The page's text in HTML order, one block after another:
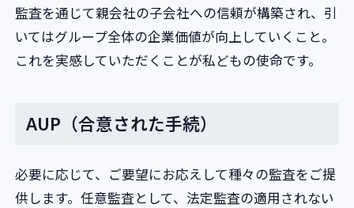
監査を通じて親会社の子会社への信頼が構築され、引
いてはグループ全体の企業価値が向上していくこと。
これを実感していただくことが私どもの使命です。
AUP（合意された手続）
必要に応じて、ご要望にお応えして種々の監査をご提
供します。任意監査として、法定監査の適用されない